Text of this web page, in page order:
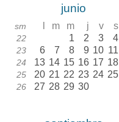
junio
sm m m j v s
22 1 2 3 4
23 6 7 8 9 10 11
24 13 14 15 16 17 18
25 20 21 22 23 24 25
26 27 28 29 30